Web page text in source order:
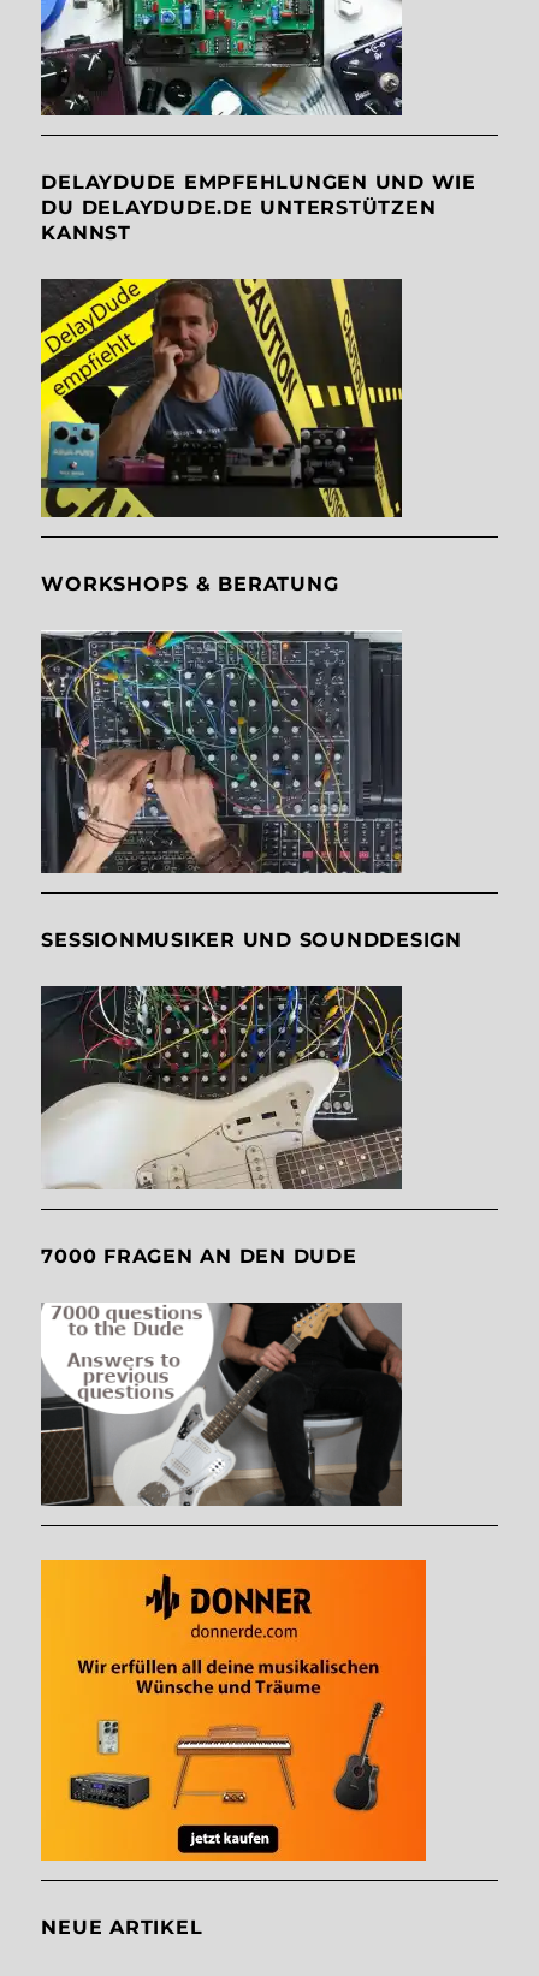
DELAYDUDE EMPFEHLUNGEN UND WIE
DU DELAYDUDE.DE UNTERSTÜTZEN
KANNST
WORKSHOPS & BERATUNG
SESSIONMUSIKER UND SOUNDDESIGN
7000 FRAGEN AN DEN DUDE
NEUE ARTIKEL